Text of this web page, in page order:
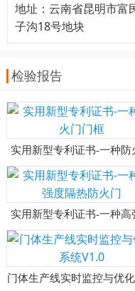
地址：云南省昆明市富
子沟18号地块
检验报告
实用新型专利证书-一种防
门框
实用新型专利证书-一种高
隔热防火门
门体生产线实时监控与优